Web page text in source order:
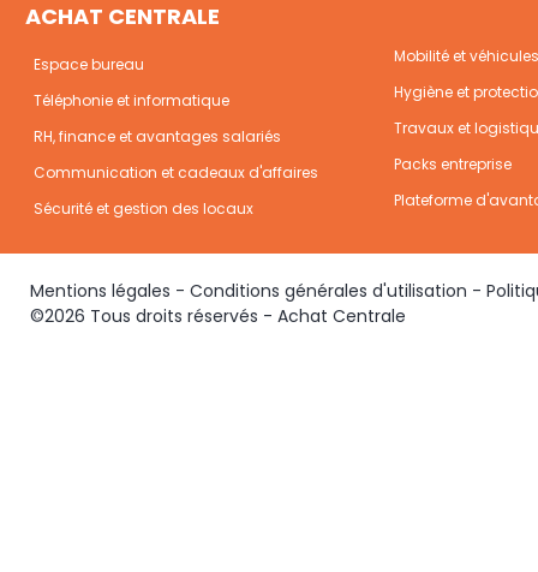
ACHAT CENTRALE
Espace bureau
Téléphonie et informatique
RH, finance et avantages salariés
Communication et cadeaux d'affaires
Sécurité et gestion des locaux
Mobilité et véhicules
Hygiène et
Travaux et
Packs entreprise
Plateforme
Mentions légales - Conditions générales d'utilisation -
©2026 Tous droits réservés - Achat Centrale